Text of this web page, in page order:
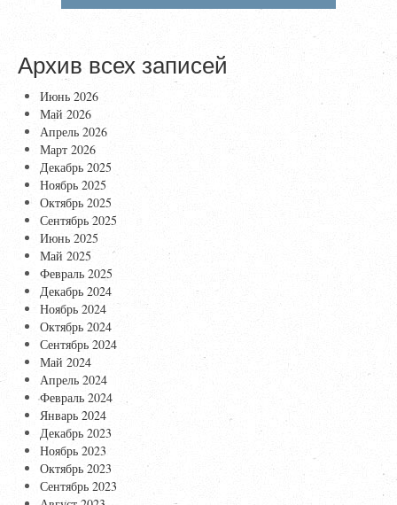
Архив всех записей
Июнь 2026
Май 2026
Апрель 2026
Март 2026
Декабрь 2025
Ноябрь 2025
Октябрь 2025
Сентябрь 2025
Июнь 2025
Май 2025
Февраль 2025
Декабрь 2024
Ноябрь 2024
Октябрь 2024
Сентябрь 2024
Май 2024
Апрель 2024
Февраль 2024
Январь 2024
Декабрь 2023
Ноябрь 2023
Октябрь 2023
Сентябрь 2023